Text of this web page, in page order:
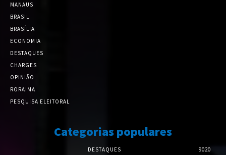
MANAUS
BRASIL
BRASÍLIA
ECONOMIA
DESTAQUES
CHARGES
OPINIÃO
RORAIMA
PESQUISA ELEITORAL
Categorias populares
DESTAQUES 9020